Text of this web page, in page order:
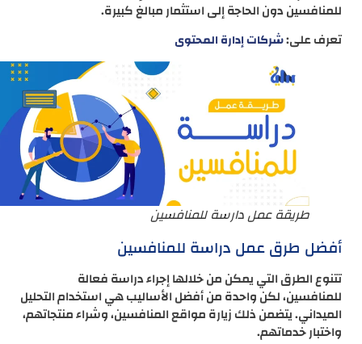
للمنافسين دون الحاجة إلى استثمار مبالغ كبيرة.
تعرف على:شركات إدارة المحتوى
طريقة عمل دارسة للمنافسين
أفضل طرق عمل دراسة للمنافسين
تتنوع الطرق التي يمكن من خلالها إجراء دراسة فعالة
للمنافسين، لكن واحدة من أفضل الأساليب هي استخدام التحليل
الميداني. يتضمن ذلك زيارة مواقع المنافسين، وشراء منتجاتهم،
واختبار خدماتهم.